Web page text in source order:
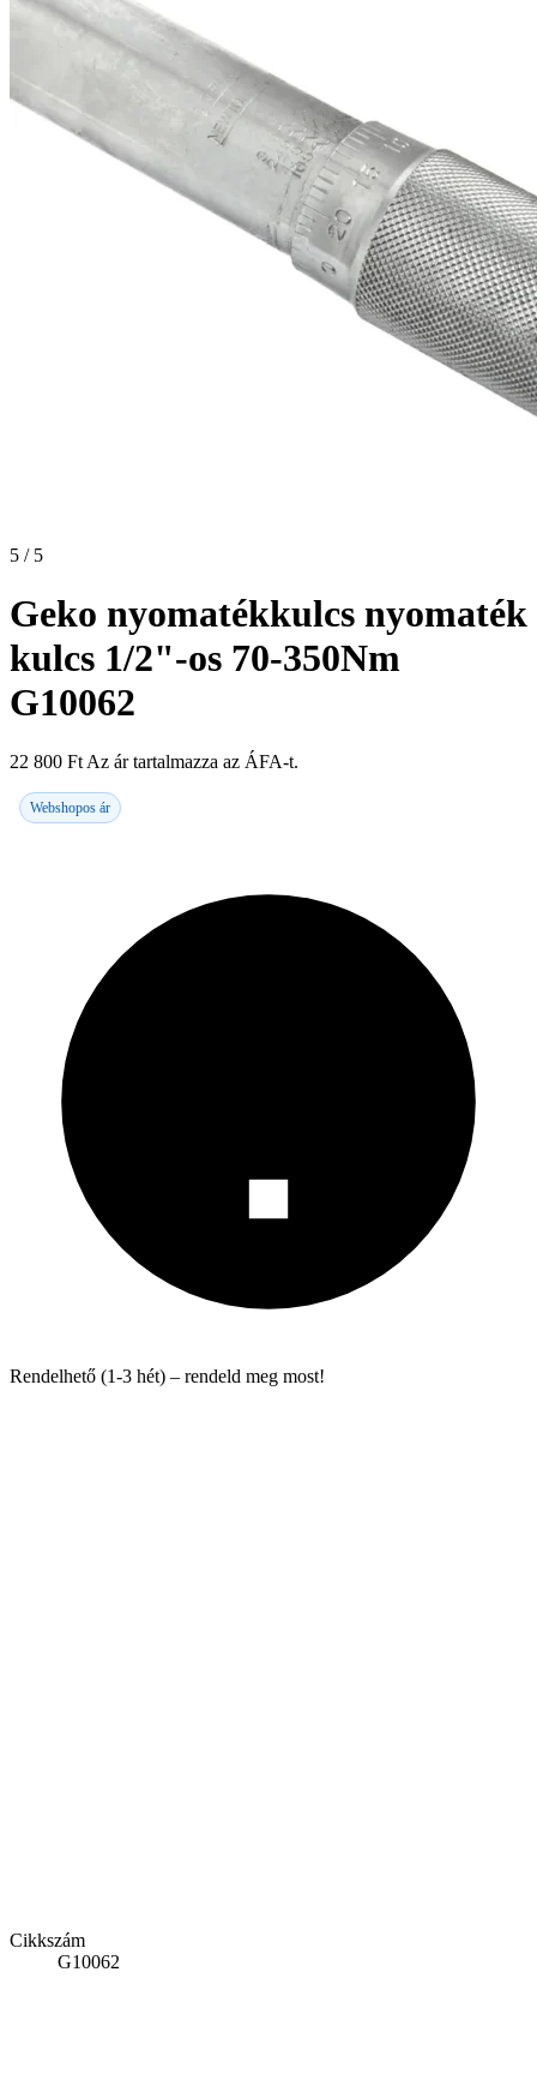
5 / 5
Geko nyomatékkulcs nyomaték
kulcs 1/2"-os 70-350Nm
G10062
22 800 Ft Az ár tartalmazza az ÁFA-t.
Webshopos ár
Rendelhető (1-3 hét) – rendeld meg most!
Cikkszám
G10062